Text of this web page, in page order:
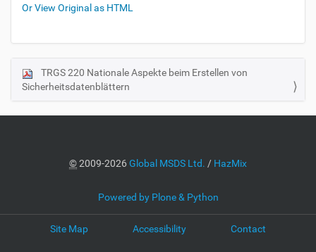
Or View Original as HTML
N
a
o
TRGS 220 Nationale Aspekte beim Erstellen von
Sicherheitsdatenblättern
©2009-2026Global MSDS Ltd. / HazMix
Powered by Plone & Python
Site Map Accessibility Contact